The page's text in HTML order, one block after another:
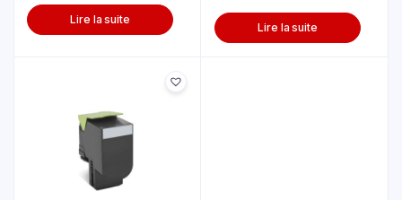
Lire la suite
Lire la suite